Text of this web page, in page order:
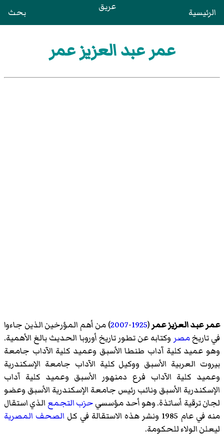
الرئيسية عريق بحث
عمر عبد العزيز عمر
عمر عبد العزيز عمر(
1925
-
2007) من أهم المؤرخين الذين جاءوا
في تاريخمصر وكتابه عن تطور تاريخ أوروبا الحديث بالغ الأهمية.
وهو عميد كلية آداب طنطا الأسبق وعميد كلية الآداب جامعة
بيروت العربية الأسبق ووكيل كلية الآداب جامعة الإسكندرية
وعميد كلية الآداب فرع دمنهور الأسبق وعميد كلية آداب
الإسكندرية الأسبق ونائب رئيس جامعة الإسكندرية الأسبق وعضو
لجان ترقية أساتذة. وهو أحد مؤسسيحزب التجمع الذي استقال
منه في عام 1985 ونشر هذه الاستقالة في كل
الصحف المصرية
ليعلن الولاء للحكومة.